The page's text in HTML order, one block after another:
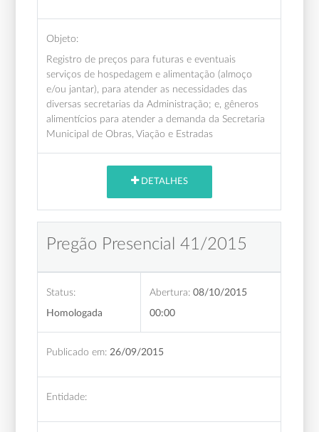
Objeto:
Registro de preços para futuras e eventuais
serviços de hospedagem e alimentação (almoço
e/ou jantar), para atender as necessidades das
diversas secretarias da Administração; e, gêneros
alimentícios para atender a demanda da Secretaria
Municipal de Obras, Viação e Estradas
DETALHES
Pregão Presencial 41/2015
Status:
Homologada
Abertura: 08/10/2015
00:00
Publicado em: 26/09/2015
Entidade: